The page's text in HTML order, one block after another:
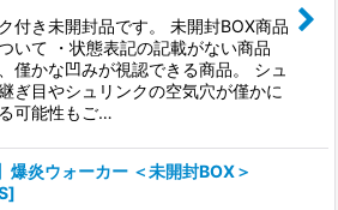
付き未開封品です。 未開封BOX商品
いて ・状態表記の記載がない商品
僅かな凹みが視認できる商品。 シュ
ぎ目やシュリンクの空気穴が僅かに
可能性もご…
爆炎ウォーカー ＜未開封BOX＞